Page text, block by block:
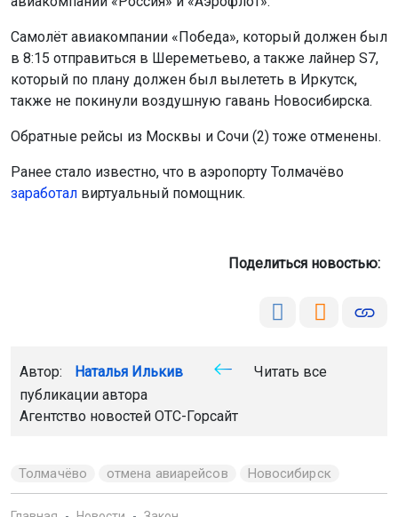
Самолёт авиакомпании «Победа», который должен был
в 8:15 отправиться в Шереметьево, а также лайнер S7,
который по плану должен был вылететь в Иркутск,
также не покинули воздушную гавань Новосибирска.
Обратные рейсы из Москвы и Сочи (2) тоже отменены.
Ранее стало известно, что в аэропорту Толмачёво
заработал виртуальный помощник.
Поделиться новостью:
Автор: Наталья Илькив
Читать все
публикации автора
Агентство новостей ОТС-Горсайт
Толмачёво отмена авиарейсов Новосибирск